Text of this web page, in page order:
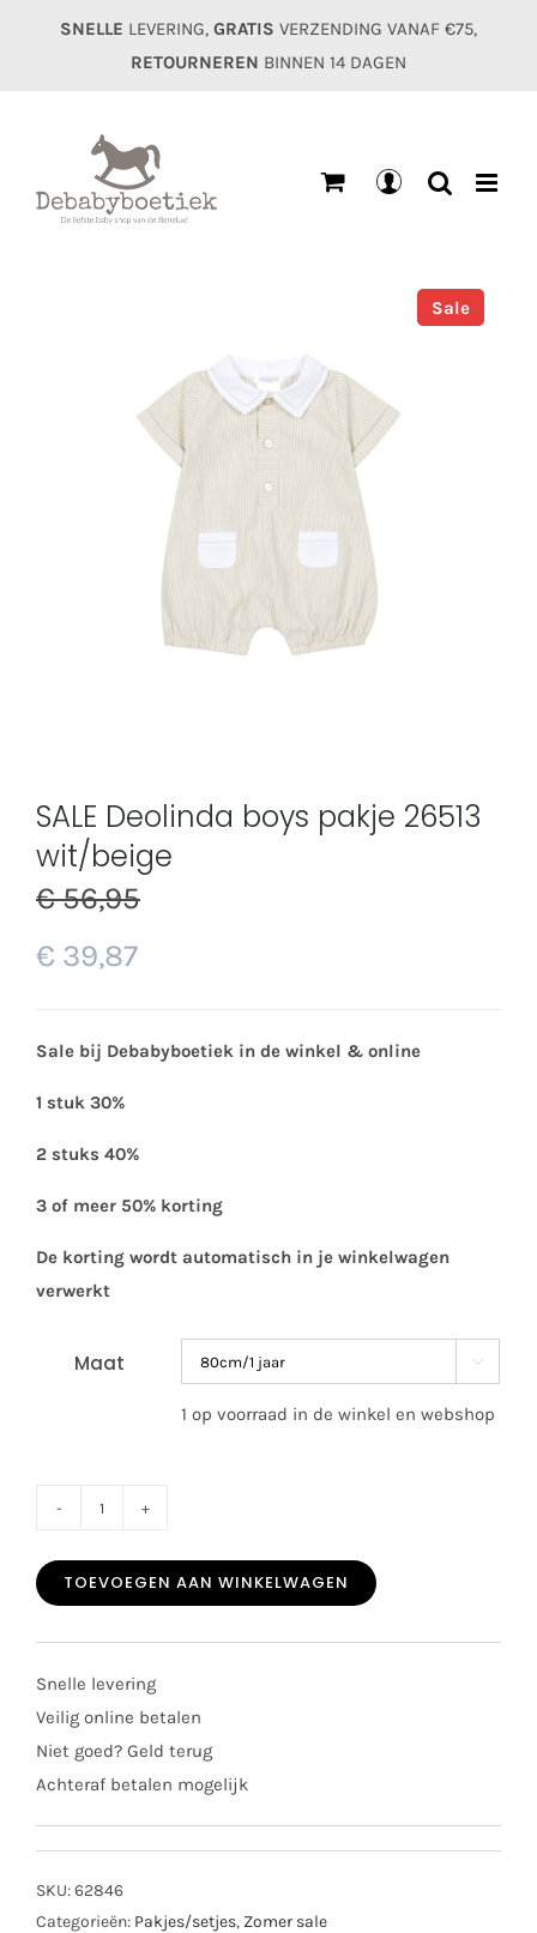
SNELLE LEVERING, GRATIS VERZENDING VANAF €75,
RETOURNEREN BINNEN 14 DAGEN
Sale
SALE Deolinda boys pakje 26513
wit/beige
€56,95
€ 39,87
Sale bij Debabyboetiek in de winkel & online
1 stuk 30%
2 stuks 40%
3 of meer 50% korting
De korting wordt automatisch in je winkelwagen
verwerkt
Maat 
1 op voorraad in de winkel en webshop
Deolinda
boys
wit/beige
aantal
TOEVOEGEN AAN WINKELWAGEN
Snelle levering
Veilig online betalen
Niet goed? Geld terug
Achteraf betalen mogelijk
SKU:62846
Categorieën: Pakjes/setjes, Zomer sale